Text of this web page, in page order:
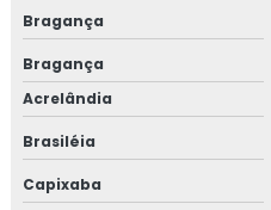
Bragança
Bragança
Acrelândia
Brasiléia
Capixaba